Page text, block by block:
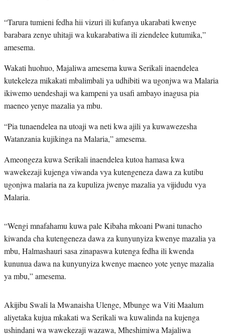
“Tarura tumieni fedha hii vizuri ili kufanya ukarabati kwenye
barabara zenye uhitaji wa kukarabatiwa ili ziendelee kutumika,”
amesema.
Wakati huohuo, Majaliwa amesema kuwa Serikali inaendelea
kutekeleza mikakati mbalimbali ya udhibiti wa ugonjwa wa Malaria
ikiwemo uendeshaji wa kampeni ya usafi ambayo inagusa pia
maeneo yenye mazalia ya mbu.
“Pia tunaendelea na utoaji wa neti kwa ajili ya kuwawezesha
Watanzania kujikinga na Malaria,” amesema.
Ameongeza kuwa Serikali inaendelea kutoa hamasa kwa
wawekezaji kujenga viwanda vya kutengeneza dawa za kutibu
ugonjwa malaria na za kupuliza jwenye mazalia ya vijidudu vya
Malaria.
“Wengi mnafahamu kuwa pale Kibaha mkoani Pwani tunacho
kiwanda cha kutengeneza dawa za kunyunyiza kwenye mazalia ya
mbu, Halmashauri sasa zinapaswa kutenga fedha ili kwenda
kununua dawa na kunyunyiza kwenye maeneo yote yenye mazalia
ya mbu,” amesema.
Akijibu Swali la Mwanaisha Ulenge, Mbunge wa Viti Maalum
aliyetaka kujua mkakati wa Serikali wa kuwalinda na kujenga
ushindani wa wawekezaji wazawa, Mheshimiwa Majaliwa